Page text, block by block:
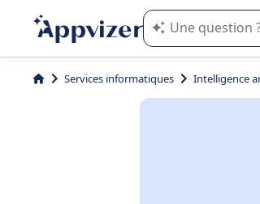
L'IA de Appvizer
Services informatiques Intelligence